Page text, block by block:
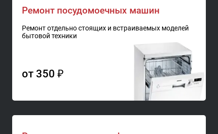
Ремонт посудомоечных машин
Ремонт отдельно стоящих и встраиваемых моделей
бытовой техники
от 350 ₽